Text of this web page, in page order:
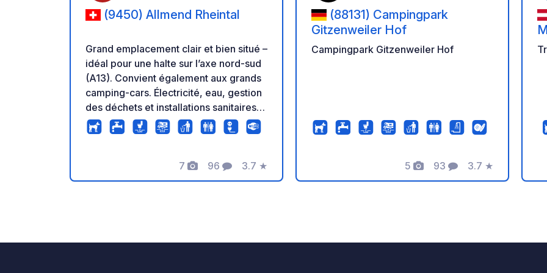
(9450) Allmend Rheintal
Grand emplacement clair et bien situé –
idéal pour une halte sur l’axe nord-sud
(A13). Convient également aux grands
camping-cars. Électricité, eau, gestion
des déchets et installations sanitaires
simples inclus. Pas d’enregistrement
nécessaire. Tarif forfaitaire de CHF/€
maximum : 5 nuits. Contrôles réguliers
sur place. Point de départ idéal pour
7
Photos
96
Commentaires
3.7
Note
★
(88131) Campingpark
Gitzenweiler Hof
Campingpark Gitzenweiler Hof
5
Photos
93
Commentaires
3.7
Note
★